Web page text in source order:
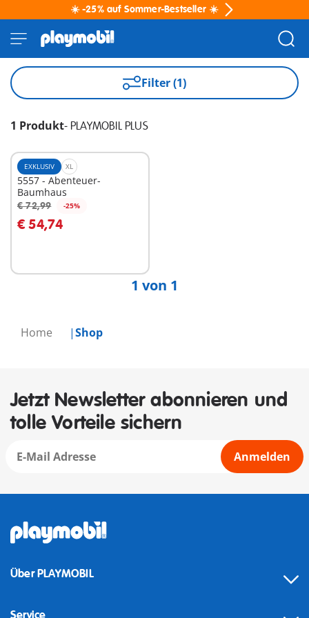
☀️ -25% auf Sommer-Bestseller ☀️
Home Shop
Filter (1)
1 Produkt- PLAYMOBIL PLUS
EXKLUSIV XL
5557 - Abenteuer-
Baumhaus
€ 72,99 -25%
€ 54,74
In den Warenkorb
1 von 1
Jetzt Newsletter abonnieren und
tolle Vorteile sichern
Anmelden
Über PLAYMOBIL
Service